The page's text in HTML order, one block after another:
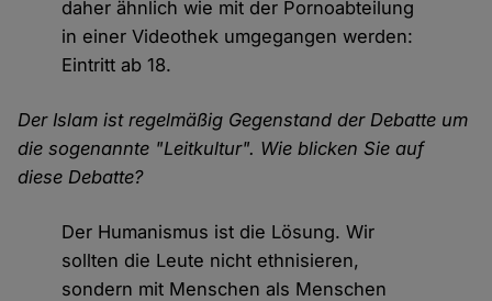
daher ähnlich wie mit der Pornoabteilung
in einer Videothek umgegangen werden:
Eintritt ab 18.
Der Islam ist regelmäßig Gegenstand der Debatte um
die sogenannte "Leitkultur". Wie blicken Sie auf
diese Debatte?
Der Humanismus ist die Lösung. Wir
sollten die Leute nicht ethnisieren,
sondern mit Menschen als Menschen